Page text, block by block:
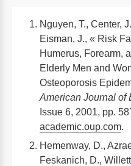
Nguyen, T., Center,
Eisman, J., « Risk
Humerus, Forearm,
Elderly Men and
Osteoporosis
American Journal of
Issue 6, 2001, pp.
academic.oup.com.
Hemenway, D.,
Feskanich, D.,